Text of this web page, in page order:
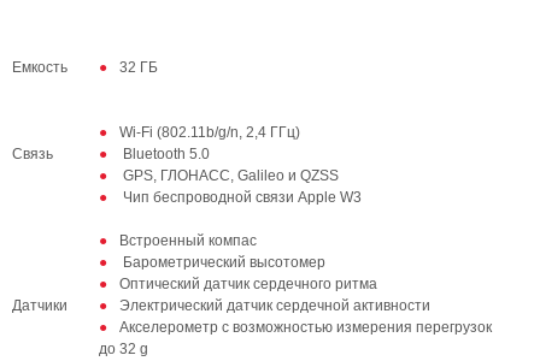
Емкость 32 ГБ
Связь
Wi-Fi (802.11b/g/n, 2,4 ГГц)
Bluetooth 5.0
GPS, ГЛОНАСС, Galileo и QZSS
Чип беспроводной связи Apple W3
Датчики
Встроенный компас
Барометрический высотомер
Оптический датчик сердечного ритма
Электрический датчик сердечной активности
Акселерометр с возможностью измерения перегрузок
до 32 g